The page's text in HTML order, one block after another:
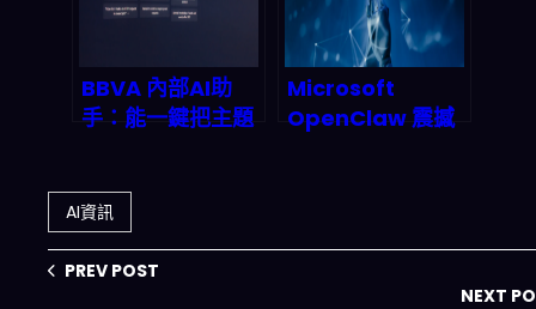
BBVA 內部AI助
手：能一鍵把主題
2026職場效率與
內容產業鏈意味著
什麼？
Microsoft
OpenClaw 震撼
AI資訊
PREV POST
NEXT